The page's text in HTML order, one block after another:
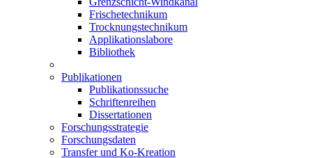
Frischetechnikum
Trocknungstechnikum
Applikationslabore
Bibliothek
Publikationen
Publikationssuche
Schriftenreihen
Dissertationen
Forschungsstrategie
Forschungsdaten
Transfer und Ko-Kreation